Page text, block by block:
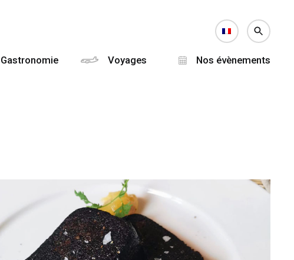
Gastronomie Voyages Nos évènements